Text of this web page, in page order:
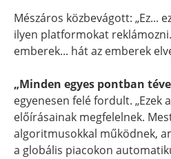
Mészáros közbevágott: „Ez...
ilyen platformokat
emberek... hát az emberek
„Minden egyes pontban
egyenesen felé fordult. „Ezek
előírásainak megfelelnek.
algoritmusokkal működnek,
a globális piacokon